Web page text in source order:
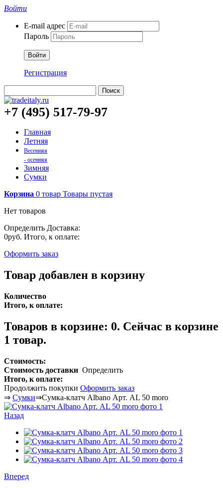
Войти
E-mail адрес
Пароль
Войти
Регистрация
Поиск
+7 (495) 517-79-97
Главная
Летняя
Весенняя
- осенняя
Зимняя
Сумки
Корзина 0 товар Товары пустая
Нет товаров
Определить Доставка:
0руб. Итого, к оплате:
Оформить заказ
Товар добавлен в корзину
Количество
Итого, к оплате:
Товаров в корзине: 0. Сейчас в корзине
1 товар.
Стоимость:
Стоимость доставки Определить
Итого, к оплате:
Продолжить покупки Оформить заказ
⇒ Сумки⇒Сумка-клатч Albano Арт. AL 50 moro
Назад
Вперед